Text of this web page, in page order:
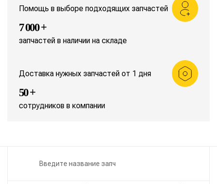
Помощь в выборе подходящих запчастей
7 000 +
запчастей в наличии на складе
Доставка нужных запчастей от 1 дня
50 +
сотрудников в компании